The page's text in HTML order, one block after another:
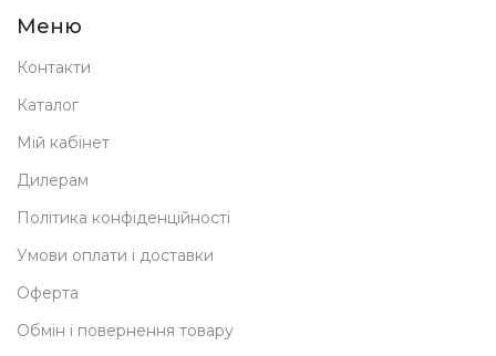
Меню
Контакти
Каталог
Мій кабінет
Дилерам
Політика конфіденційності
Умови оплати і доставки
Оферта
Обмін і повернення товару